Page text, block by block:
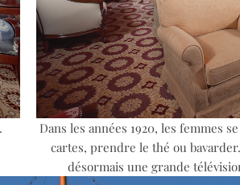
Dans les années 1920, les femmes
cartes, prendre le thé ou
désormais une grande